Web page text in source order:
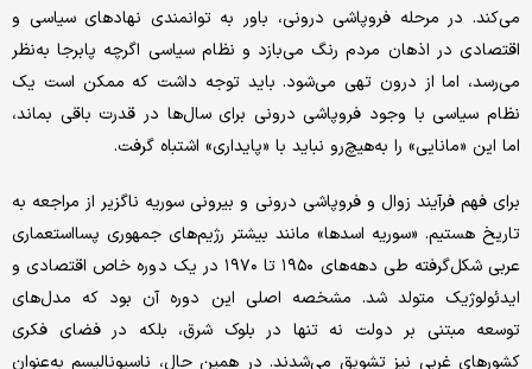
می‌کند. در مرحله فروپاشی درونی، باور به توانمندی نهادهای سیاسی و
اقتصادی در اذهان مردم رنگ می‌بازد و نظام سیاسی اگرچه پابرجا به‌نظر
می‌رسد، اما از درون تهی می‌شود. باید توجه داشت که ممکن است یک
نظام‌ سیاسی با وجود فروپاشی درونی برای سال‌ها در قدرت باقی بماند،
اما این «مانایی» را به‌هیچ‌رو نباید با «پایداری» اشتباه گرفت.
برای فهم فرآیند زوال و فروپاشی درونی و بیرونی سوریه ناگزیر از مراجعه به
تاریخ هستیم. «سوریه اسدها» ‌مانند بیشتر رژیم‌های جمهوری پسااستعماری
عربی شکل‌گرفته طی دهه‌های ۱۹۵۰ تا ۱۹۷۰ در یک دوره خاص اقتصادی و
ایدئولوژیک متولد شد. مشخصه اصلی این دوره آن بود که مدل‌های
توسعه مبتنی بر دولت‌ نه تنها در بلوک شرق، بلکه در فضای فکری
کشورهای غربی نیز تشویق می‌شدند. در همین حال، ناسیونالیسم به‌عنوان